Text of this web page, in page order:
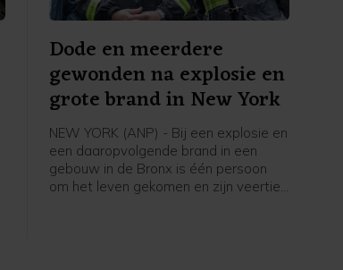
Dode en meerdere
gewonden na explosie en
grote brand in New York
NEW YORK (ANP) - Bij een explosie en
een daaropvolgende brand in een
gebouw in de Bronx is één persoon
om het leven gekomen en zijn veertien